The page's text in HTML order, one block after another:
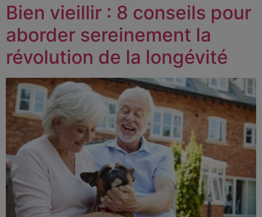
Bien vieillir : 8 conseils pour
aborder sereinement la
révolution de la longévité